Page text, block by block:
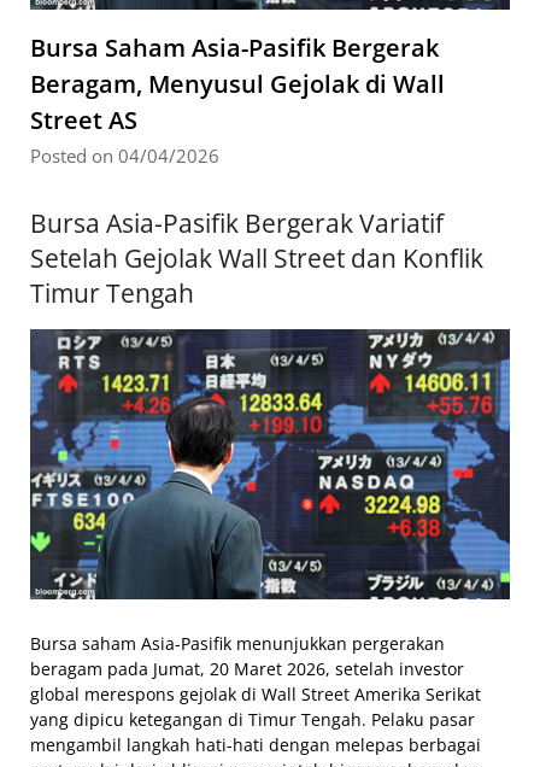
Bursa Saham Asia-Pasifik Bergerak
Beragam, Menyusul Gejolak di Wall
Street AS
Posted on 04/04/2026
Bursa Asia-Pasifik Bergerak Variatif
Setelah Gejolak Wall Street dan Konflik
Timur Tengah
Bursa saham Asia-Pasifik menunjukkan pergerakan
beragam pada Jumat, 20 Maret 2026, setelah investor
global merespons gejolak di Wall Street Amerika Serikat
yang dipicu ketegangan di Timur Tengah. Pelaku pasar
mengambil langkah hati-hati dengan melepas berbagai